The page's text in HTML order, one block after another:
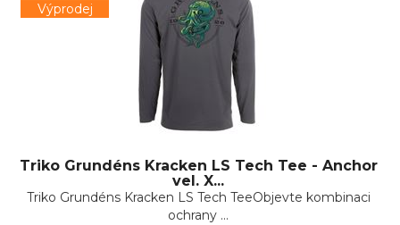
Výprodej
Triko Grundéns Kracken LS Tech Tee - Anchor
vel. X...
Triko Grundéns Kracken LS Tech TeeObjevte kombinaci
ochrany ...